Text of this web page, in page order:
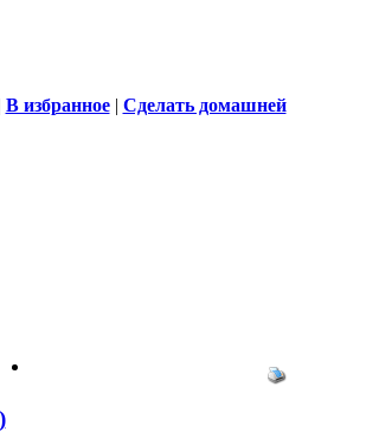
В избранное| Сделать домашней